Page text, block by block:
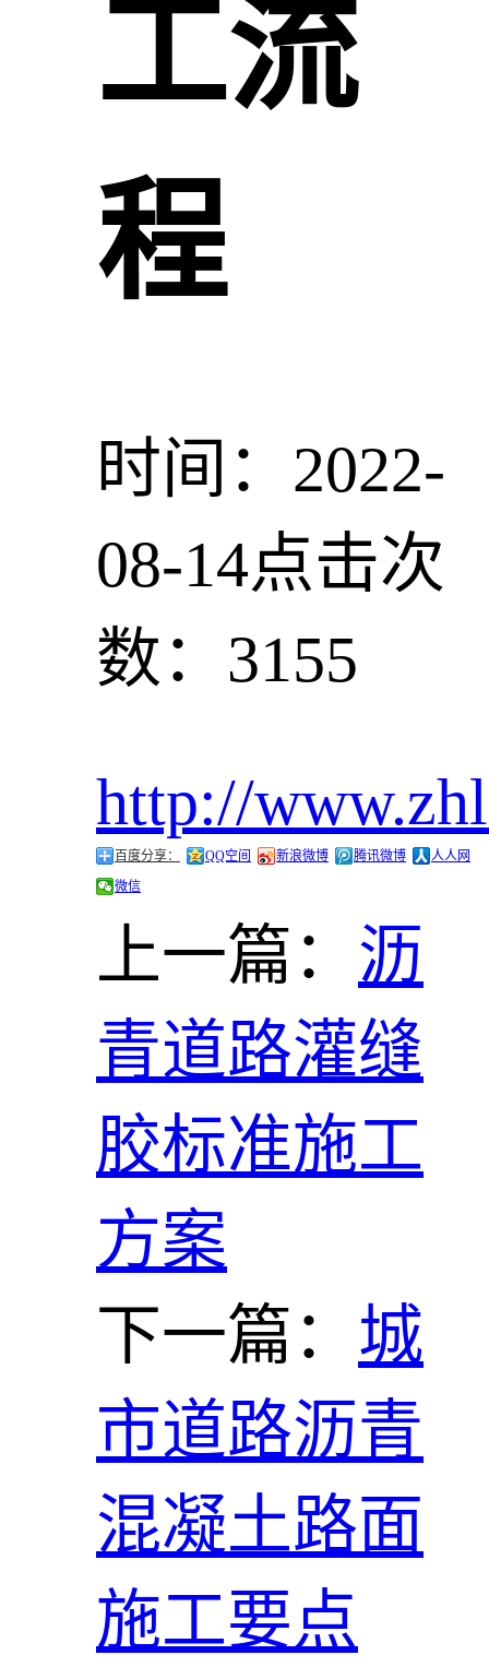
工流
程
时间：2022-
08-14点击次
数：3155
http://
百度分享： QQ空间 新浪微博 腾讯微博
人人网
微信
上一篇： 沥
青道路灌缝
胶标准施工
方案
下一篇： 城
市道路沥青
混凝土路面
施工要点